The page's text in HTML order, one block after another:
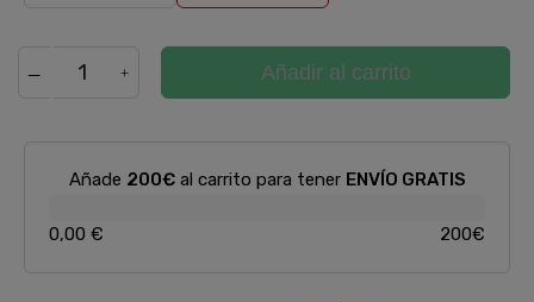
Añadir al carrito
Añade 200€al carrito para tener ENVÍO GRATIS
0,00 € 200€